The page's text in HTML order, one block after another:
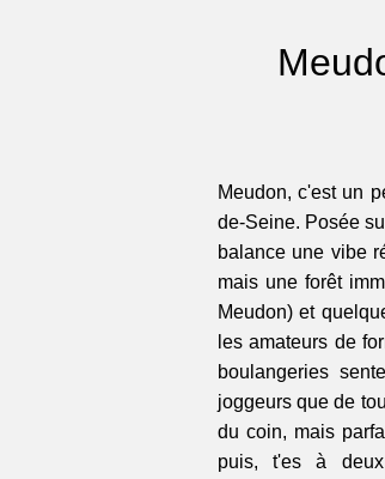
Meudon, c'est un
de-Seine. Posée
balance une vibe
mais une forêt
Meudon) et
les amateurs de
boulangeries
joggeurs que de
du coin, mais
puis, t'es à